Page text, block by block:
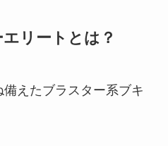
リートとは？
えたブラスター系ブキ